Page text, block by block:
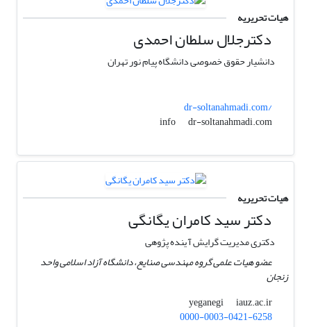
هیات تحریریه
دکترجلال سلطان احمدی
دانشیار حقوق خصوصی دانشگاه پیام نور تهران
dr-soltanahmadi.com/
info
dr-soltanahmadi.com
هیات تحریریه
دکتر سید کامران یگانگی
دکتری مدیریت گرایش آ ینده پژوهی
عضو هیات علمی گروه مهندسی صنایع، دانشگاه آزاد اسلامی واحد
زنجان
yeganegi
iauz.ac.ir
0000-0003-0421-6258